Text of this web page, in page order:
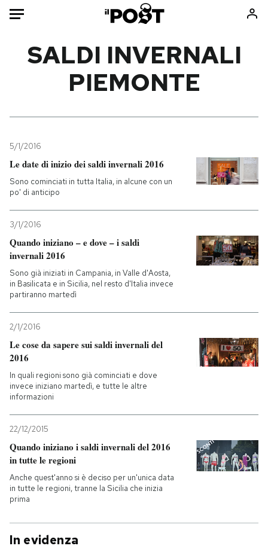
Mondo
Tecnologia
Internet
Scienza
Economia
Sport
Libri
Ok Boomer!
Media
Mondiali calcio 2026
PODCAST
NEWSLETTER
I MIEI PREFERITI
CALENDARIO
AREA PERSONALE
SALDI INVERNALI
PIEMONTE
5/1/2016
Le date di inizio dei saldi invernali 2016
Sono cominciati in tutta Italia, in alcune con un
po' di anticipo
3/1/2016
Quando iniziano – e dove – i saldi
invernali 2016
Sono già iniziati in Campania, in Valle d'Aosta,
in Basilicata e in Sicilia, nel resto d'Italia invece
partiranno martedì
2/1/2016
Le cose da sapere sui saldi invernali del
2016
In quali regioni sono già cominciati e dove
invece iniziano martedì, e tutte le altre
informazioni
22/12/2015
Quando iniziano i saldi invernali del 2016
in tutte le regioni
Anche quest'anno si è deciso per un'unica data
in tutte le regioni, tranne la Sicilia che inizia
prima
In evidenza